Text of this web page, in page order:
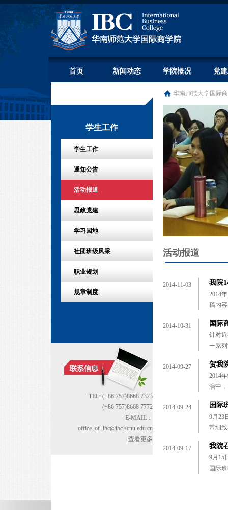
首页 新闻动态 学院概况 党
学生工作
学生工作
通知公告
活动报道
思政党建
学习园地
社团班级风采
职业规划
规章制度
TEL: (+86 757)8668 7323
(+86 757)8668 7772
E-MAIL：
office_of_ibc@ibc.scnu.edu.cn
查看更多
华南师范大学国际
活动报道
2014-11-03 我院
2014
稿内
2014-10-31 国际
针对
一系
2014-09-27 贺我
2014
演中
2014-09-24 国际
9月23
常细
2014-09-17 我院
9月15
国际